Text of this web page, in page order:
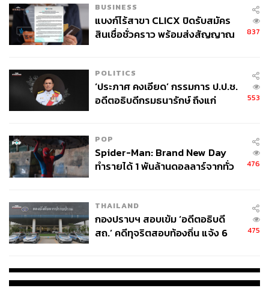
BUSINESS
แบงก์ไร้สาขา CLICX ปิดรับสมัคร
สินเชื่อชั่วคราว พร้อมส่งสัญญาณ
837
POLITICS
‘ประภาศ คงเอียด’ กรรมการ ป.ป.ช.
อดีตอธิบดีกรมธนารักษ์ ถึงแก่
553
POP
Spider-Man: Brand New Day
ทำรายได้ 1 พันล้านดอลลาร์จากทั่ว
476
THAILAND
กองปราบฯ สอบเข้ม ‘อดีตอธิบดี
สถ.’ คดีทุจริตสอบท้องถิ่น แจ้ง 6
475